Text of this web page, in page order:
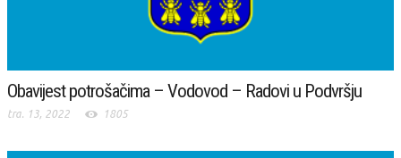
Obavijest potrošačima – Vodovod – Radovi u Podvršju
tra. 13, 2022 1805